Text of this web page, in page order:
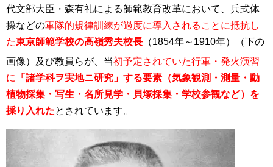
代文部大臣・森有礼による師範教育改革において、兵式体
操などの軍隊的規律訓練が過度に導入されることに抵抗し
た東京師範学校の高嶺秀夫校長 （1854年～1910年）（下の
画像）及び教員らが、当初予定されていた行軍・発火演習
に
「諸学科ヲ実地ニ研究」する要素（気象観測・測量・動
植物採集・写生・名所見学・貝塚採集・学校参観など）を
採り入れたとされています。